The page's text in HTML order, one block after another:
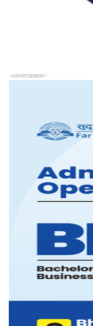
- ADVERTISEMENT -